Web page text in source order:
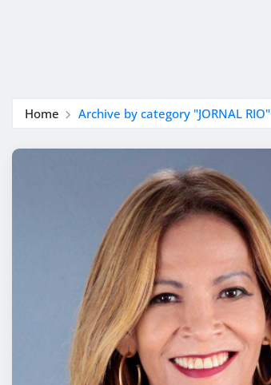
Home Archive by category "JORNAL RIO"